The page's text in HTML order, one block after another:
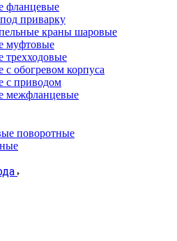
фланцевые
приварку
краны шаровые
муфтовые
обогревом корпуса
с приводом
межфланцевые
поворотные